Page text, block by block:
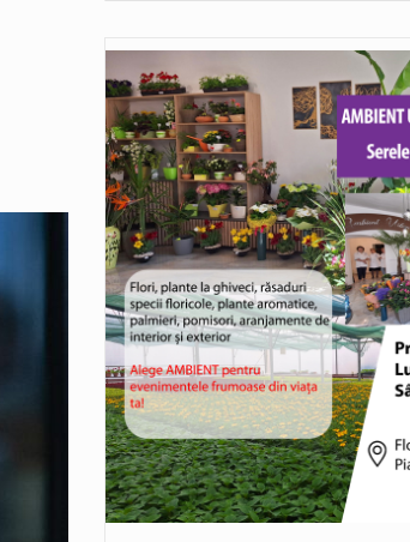
val de căldură, caniculă, temperaturi extreme,…
unui accident rutier cu victime
s-au intrebat în aceste zile: Dacă aplicațiile…
parcurs o rundă de evaluare. Un număr…
(ITU) va depăși pragul critic de 80 de…
Tulghieș. Primarul comunei Miresu Mare,…